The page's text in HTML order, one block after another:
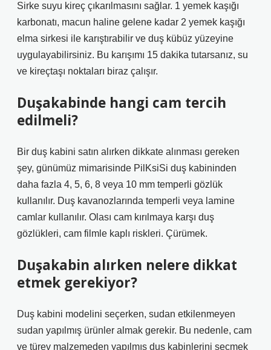
Sirke suyu kireç çıkarılmasını sağlar. 1 yemek kaşığı
karbonatı, macun haline gelene kadar 2 yemek kaşığı
elma sirkesi ile karıştırabilir ve duş kübüz yüzeyine
uygulayabilirsiniz. Bu karışımı 15 dakika tutarsanız, su
ve kireçtaşı noktaları biraz çalışır.
Duşakabinde hangi cam tercih
edilmeli?
Bir duş kabini satın alırken dikkate alınması gereken
şey, günümüz mimarisinde PilKsiSi duş kabininden
daha fazla 4, 5, 6, 8 veya 10 mm temperli gözlük
kullanılır. Duş kavanozlarında temperli veya lamine
camlar kullanılır. Olası cam kırılmaya karşı duş
gözlükleri, cam filmle kaplı riskleri. Çürümek.
Duşakabin alırken nelere dikkat
etmek gerekiyor?
Duş kabini modelini seçerken, sudan etkilenmeyen
sudan yapılmış ürünler almak gerekir. Bu nedenle, cam
ve türev malzemeden yapılmış duş kabinlerini seçmek